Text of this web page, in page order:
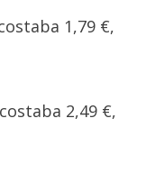
1,79 €,
2,49 €,